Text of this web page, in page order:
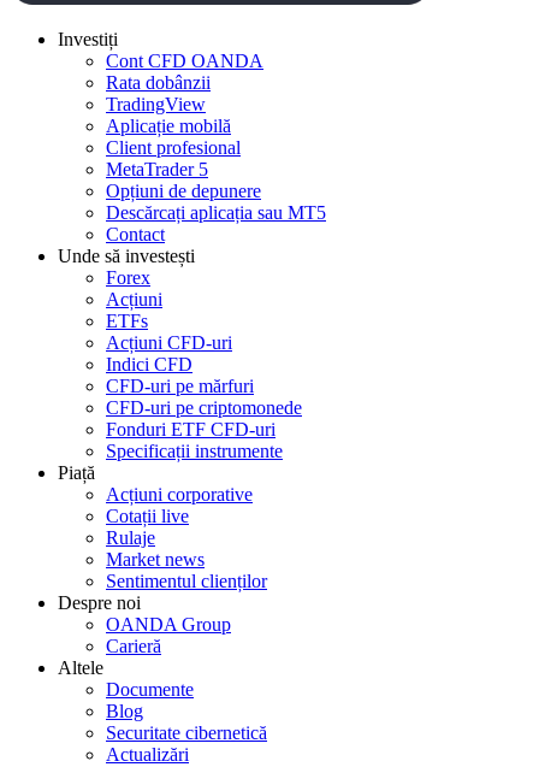
Investiți
Cont CFD OANDA
Rata dobânzii
TradingView
Aplicație mobilă
Client profesional
MetaTrader 5
Opțiuni de depunere
Descărcați aplicația sau MT5
Contact
Unde să investești
Forex
Acțiuni
ETFs
Acțiuni CFD-uri
Indici CFD
CFD-uri pe mărfuri
CFD-uri pe criptomonede
Fonduri ETF CFD-uri
Specificații instrumente
Piață
Acțiuni corporative
Cotații live
Rulaje
Market news
Sentimentul clienților
Despre noi
OANDA Group
Carieră
Altele
Documente
Blog
Securitate cibernetică
Actualizări